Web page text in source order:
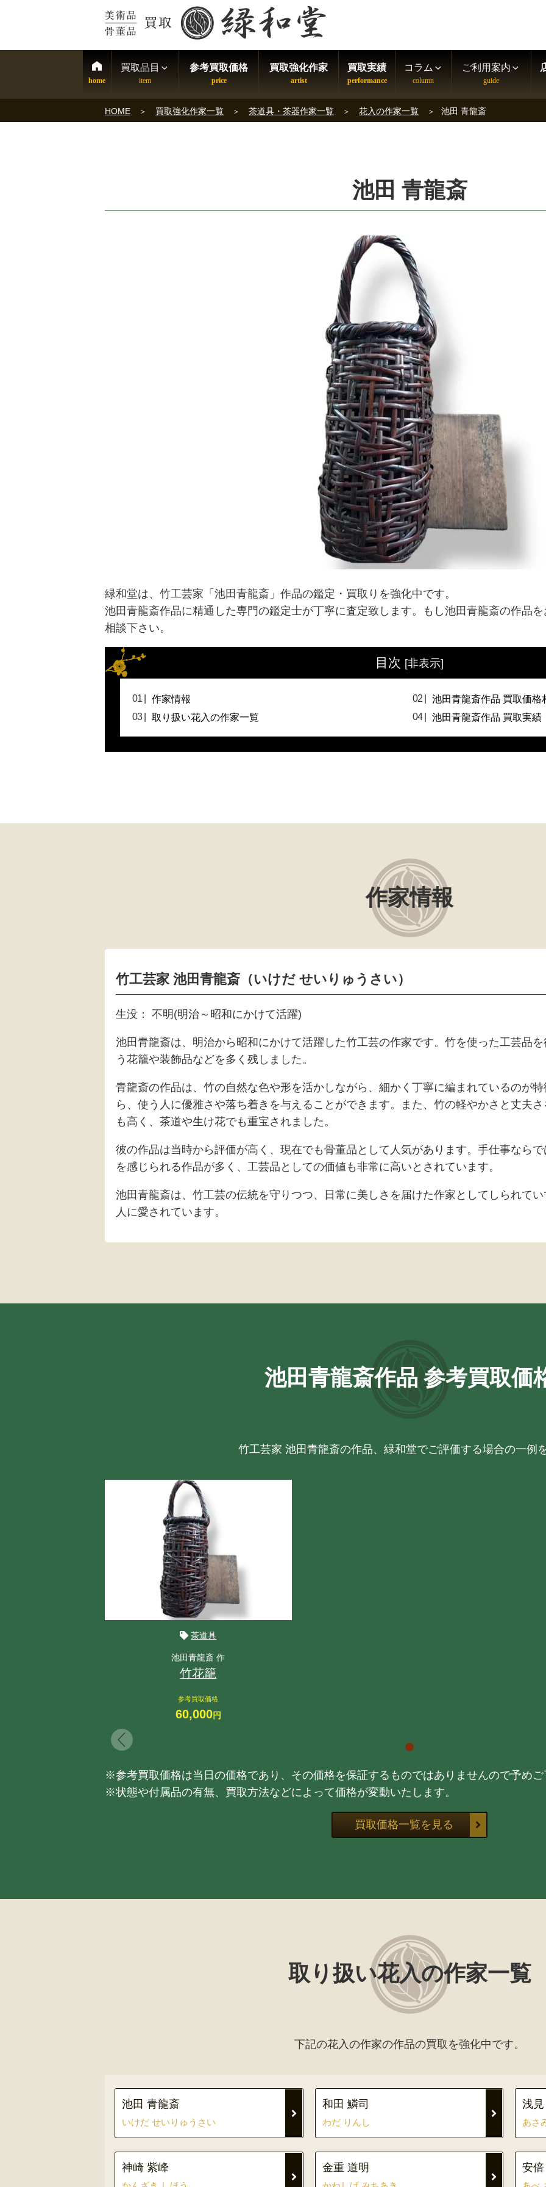
買取品目 参考買取価格 買取強化作家 買取実績 コラム ご利用案内
HOME 買取強化作家一覧 茶道具・茶器作家一覧 花入の作家一覧 池田 青龍斎
池田 青龍斎
緑和堂は、竹工芸家「池田青龍斎」作品の鑑定・買取りを強化中です。
池田青龍斎作品に精通した専門の鑑定士が丁寧に査定致します。もし池田青龍斎の作品
相談下さい。
目次 [非表示]
作家情報
池田青龍斎作品 買取価格
取り扱い花入の作家一覧
池田青龍斎作品 買取実績
作家情報
竹工芸家 池田青龍斎（いけだ せいりゅうさい）
生没： 不明(明治～昭和にかけて活躍)
池田青龍斎は、明治から昭和にかけて活躍した竹工芸の作家です。竹を使った工芸品
う花籠や装飾品などを多く残しました。
青龍斎の作品は、竹の自然な色や形を活かしながら、細かく丁寧に編まれているのが
ら、使う人に優雅さや落ち着きを与えることができます。また、竹の軽やかさと丈夫
も高く、茶道や生け花でも重宝されました。
彼の作品は当時から評価が高く、現在でも骨董品として人気があります。手仕事なら
を感じられる作品が多く、工芸品としての価値も非常に高いとされています。
池田青龍斎は、竹工芸の伝統を守りつつ、日常に美しさを届けた作家としてしられて
人に愛されています。
池田青龍斎作品 参考買取価
竹工芸家 池田青龍斎の作品、緑和堂でご評価する場合の一例
茶道具
池田青龍斎 作
竹花籠
参考買取価格
60,000円
※参考買取価格は当日の価格であり、その価格を保証するものではありませんので予めご
※状態や付属品の有無、買取方法などによって価格が変動いたします。
買取価格一覧を見る
取り扱い花入の作家一覧
下記の花入の作家の作品の買取を強化中です。
池田 青龍斎
いけだ せいりゅうさい
和田 鱗司
わだ りんし
浅
あさ
神崎 紫峰 金重 道明 安倍